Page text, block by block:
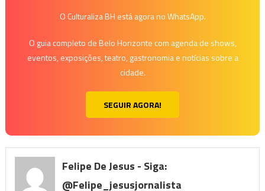
O Culturaliza BH está agora no WhatsApp.
O guia completo de Belo Horizonte com agenda de shows,
eventos, exposições, teatro, gastronomia e notícias sobre a
cidade.
SEGUIR AGORA!
Felipe De Jesus - Siga:
@felipe_jesusjornalista